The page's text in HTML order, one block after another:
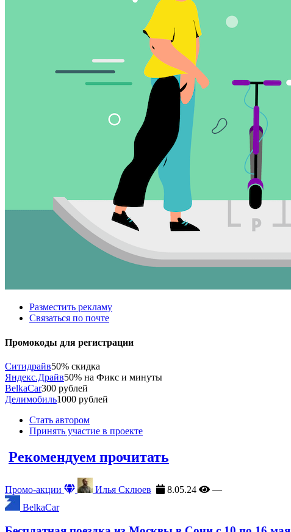
Разместить рекламу
Связаться по почте
Промокоды для регистрации
Ситидрайв50% скидка
Яндекс.Драйв50% на Фикс и минуты
BelkaCar300 рублей
Делимобиль1000 рублей
Стать автором
Принять участие в проекте
Рекомендуем прочитать
Промо-акции Илья Склюев 8.05.24
—
BelkaCar